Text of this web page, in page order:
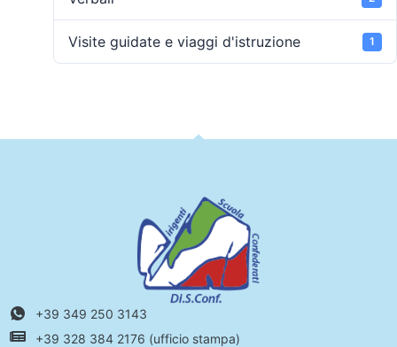
Visite guidate e viaggi d'istruzione 1
+39 349 250 3143
+39 328 384 2176 (ufficio stampa)